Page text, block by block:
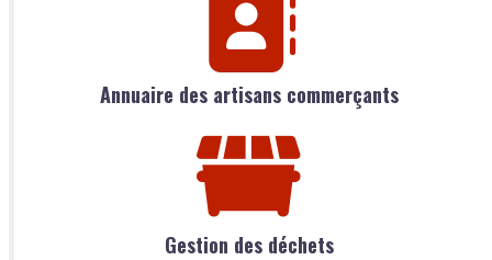
Annuaire des artisans commerçants
Gestion des déchets